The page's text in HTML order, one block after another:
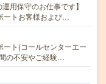
用保守のお仕事です】
ートお客様および…
ート(コールセンターエー
の不安やご経験…